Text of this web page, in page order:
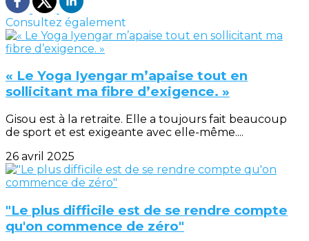
Consultez également
« Le Yoga Iyengar m’apaise tout en
sollicitant ma fibre d’exigence. »
Gisou est à la retraite. Elle a toujours fait beaucoup
de sport et est exigeante avec elle-même....
26 avril 2025
"Le plus difficile est de se rendre compte
qu'on commence de zéro"